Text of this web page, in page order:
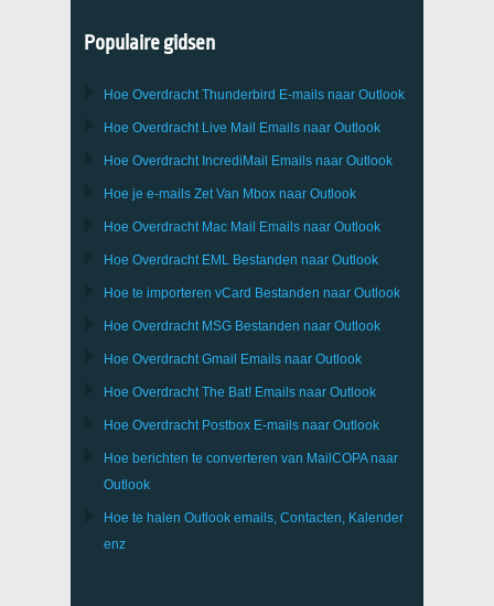
Populaire gidsen
Hoe OverdrachtThunderbird E-mails naar Outlook
Hoe Overdracht Live Mail Emails naar Outlook
Hoe Overdracht IncrediMail Emails naar Outlook
Hoe je e-mails Zet Van Mbox naar Outlook
Hoe Overdracht Mac Mail Emails naar Outlook
Hoe Overdracht EML Bestanden naar Outlook
Hoe te importeren vCard Bestanden naar Outlook
Hoe Overdracht MSG Bestanden naar Outlook
Hoe OverdrachtGmail Emails naar Outlook
Hoe OverdrachtThe Bat! Emails naar Outlook
Hoe Overdracht Postbox E-mails naar Outlook
Hoe berichten te converteren van MailCOPAnaar
Outlook
Hoe te halen Outlook emails, Contacten, Kalender
enz